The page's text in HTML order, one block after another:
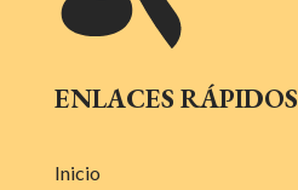
ENLACES RÁPIDOS
Inicio